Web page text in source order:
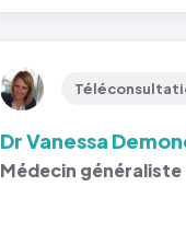
Dr Vanessa
Médecin généraliste